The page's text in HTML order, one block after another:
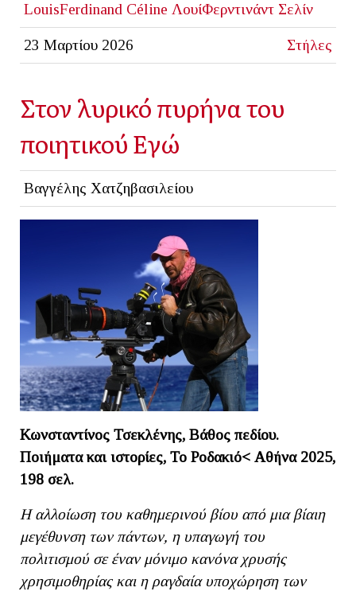
LouisFerdinand Céline ΛουίΦερντινάντ Σελίν
23 Μαρτίου 2026 Στήλες
Στον λυρικό πυρήνα του
ποιητικού Εγώ
Βαγγέλης Χατζηβασιλείου
Κωνσταντίνος Τσεκλένης, Βάθος πεδίου.
Ποιήματα και ιστορίες, Το Ροδακιό< Αθήνα 2025,
198 σελ.
Η αλλοίωση του καθημερινού βίου από μια βίαιη
μεγέθυνση των πάντων, η υπαγωγή του
πολιτισμού σε έναν μόνιμο κανόνα χρυσής
χρησιμοθηρίας και η ραγδαία υποχώρηση των